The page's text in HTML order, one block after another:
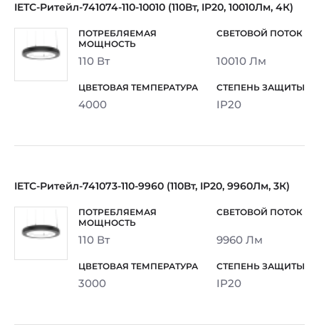
IETC-Ритейл-741074-110-10010 (110Вт, IP20, 10010Лм, 4К)
110 Вт 10010 Лм
4000 IP20
IETC-Ритейл-741073-110-9960 (110Вт, IP20, 9960Лм, 3К)
110 Вт 9960 Лм
3000 IP20